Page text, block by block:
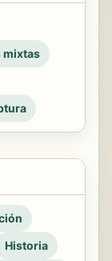
mixtas
Historia